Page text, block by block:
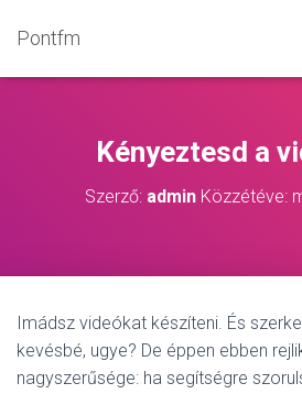
Pontfm
Kényeztesd a
Szerző: adminKözzétéve:
Imádsz videókat készíteni. És
kevésbé, ugye? De éppen ebben
nagyszerűsége: ha segítségre